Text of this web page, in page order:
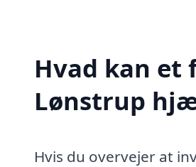
Hvad kan et
Lønstrup
Hvis du overvejer at